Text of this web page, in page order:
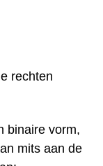
rechten
binaire vorm,
mits aan de